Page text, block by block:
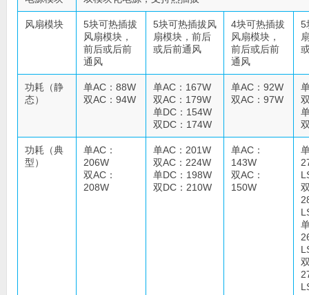
风扇模块
5块可热插拔
风扇模块，
前后或后前
通风
5块可热插拔风
扇模块，前后
或后前通风
4块可热插拔
风扇模块，
前后或后前
通风
5
功耗（静
态）
单AC：88W
双AC：94W
单AC：167W
双AC：179W
单DC：154W
双DC：174W
单AC：92W
双AC：97W
功耗（典
型）
单AC：
206W
双AC：
208W
单AC：201W
双AC：224W
单DC：198W
双DC：210W
单AC：
143W
双AC：
150W